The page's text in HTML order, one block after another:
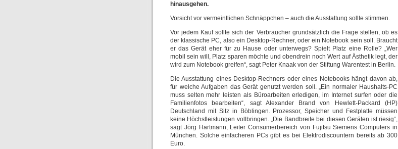
hinausgehen.
Vorsicht vor vermeintlichen Schnäppchen – auch die Ausstattung sollte stimmen.
Vor jedem Kauf sollte sich der Verbraucher grundsätzlich die Frage stellen, ob es
der klassische PC, also ein Desktop-Rechner, oder ein Notebook sein soll. Braucht
er das Gerät eher für zu Hause oder unterwegs? Spielt Platz eine Rolle? „Wer
mobil sein will, Platz sparen möchte und obendrein noch Wert auf Ästhetik legt, der
wird zum Notebook greifen“, sagt Peter Knaak von der Stiftung Warentest in Berlin.
Die Ausstattung eines Desktop-Rechners oder eines Notebooks hängt davon ab,
für welche Aufgaben das Gerät genutzt werden soll. „Ein normaler Haushalts-PC
muss selten mehr leisten als Büroarbeiten erledigen, im Internet surfen oder die
Familienfotos bearbeiten“, sagt Alexander Brand von Hewlett-Packard (HP)
Deutschland mit Sitz in Böblingen. Prozessor, Speicher und Festplatte müssen
keine Höchstleistungen vollbringen. „Die Bandbreite bei diesen Geräten ist riesig“,
sagt Jörg Hartmann, Leiter Consumerbereich von Fujitsu Siemens Computers in
München. Solche einfacheren PCs gibt es bei Elektrodiscountern bereits ab 300
Euro.